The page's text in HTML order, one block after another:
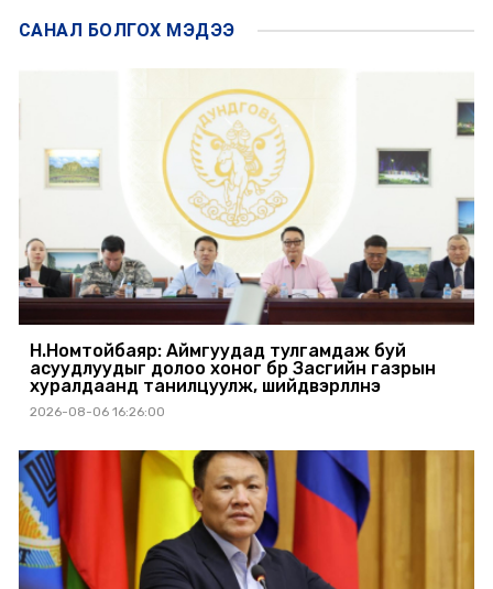
САНАЛ БОЛГОХ МЭДЭЭ
Н.Номтойбаяр: Аймгуудад тулгамдаж буй
асуудлуудыг долоо хоног бүр Засгийн газрын
хуралдаанд танилцуулж, шийдвэрлүүлнэ
2026-08-06 16:26:00